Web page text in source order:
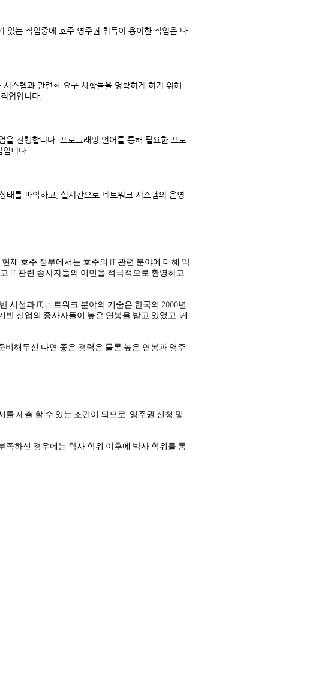
있는 직업중에 호주 영주권 취득이 용이한 직업은 다
스템과 관련한 요구 사항들을 명확하게 하기 위해
업입니다.
진행합니다. 프로그래밍 언어를 통해 필요한 프로
니다.
태를 파악하고, 실시간으로 네트워크 시스템의 운영
재 호주 정부에서는 호주의 IT 관련 분야에 대해 막
IT 관련 종사자들의 이민을 적극적으로 환영하고
시설과 IT, 네트워크 분야의 기술은 한국의 2000년
산업의 종사자들이 높은 연봉을 받고 있었고, 케
비해두신 다면 좋은 경력은 물론 높은 연봉과 영주
를 제출 할 수 있는 조건이 되므로, 영주권 신청 및
족하신 경우에는 학사 학위 이후에 박사 학위를 통